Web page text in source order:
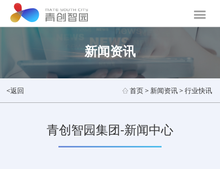
新闻资讯
<返回 首页> 新闻资讯>行业快讯
青创智园集团-新闻中心